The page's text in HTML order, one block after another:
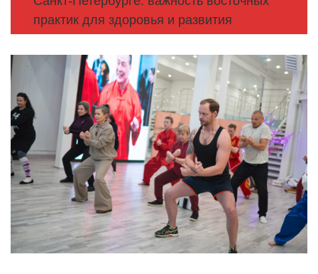
практик для здоровья и развития